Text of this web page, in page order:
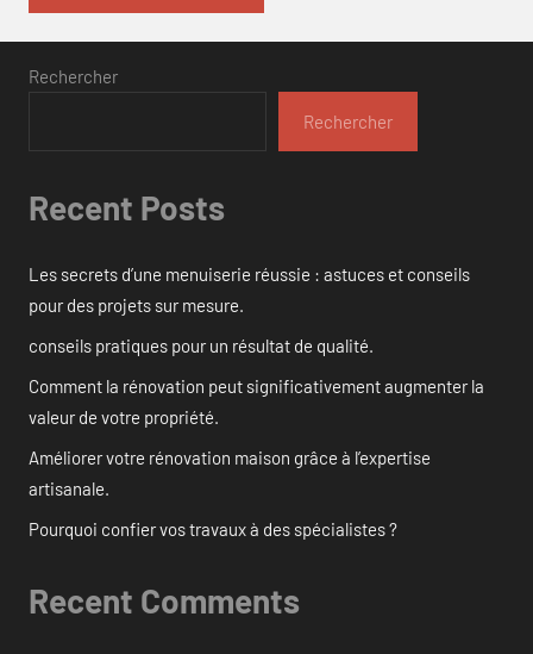
Rechercher
Rechercher
Recent Posts
Les secrets d’une menuiserie réussie : astuces et conseils
pour des projets sur mesure.
conseils pratiques pour un résultat de qualité.
Comment la rénovation peut significativement augmenter la
valeur de votre propriété.
Améliorer votre rénovation maison grâce à l’expertise
artisanale.
Pourquoi confier vos travaux à des spécialistes ?
Recent Comments